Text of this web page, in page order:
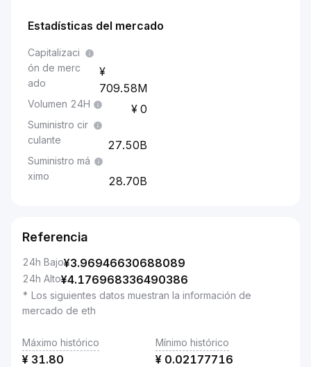
Estadísticas del mercado
Capitalizaci
ón de merc
ado
709.58M
Volumen 24H 0
Suministro cir
culante
27.50B
Suministro má
ximo
28.70B
Referencia
24h Bajo¥3.96946630688089
24h Alto¥4.176968336490386
* Los siguientes datos muestran la información de
mercado de eth
Máximo histórico
¥ 31.80
Mínimo histórico
¥ 0.02177716